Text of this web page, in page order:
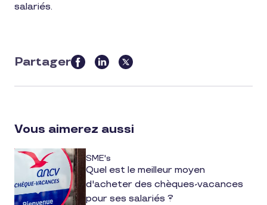
salariés.
Partager
this
article
media
Vous aimerez aussi
SME's
Quel est le meilleur moyen
d'acheter des chèques-vacances
pour ses salariés ?